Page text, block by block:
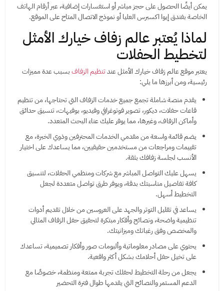
يمكن أيضًا الحصول على حجز مباشر أو استفسارات إضافية، عبر أرقام الهاتف
الخاصة بفندق إيوا اكسبرس العليا أو نموذج الاتصال المتاح على الموقع.
لماذا يُعتبر عالم زفاف خيارك الأمثل
لتخطيط الحفلات
يعتبر موقع عالم زفاف خيارك الأمثل عندتنظيم الزفافبسبب عدة مميزات
رئيسية، ومن أبرزها ما يلي:
يقدم منصة شاملة تجمع جميع خدمات الزفاف التي تحتاجها، من تنظيم
قاعات حفلات، ديكور، تصوير فوتوغرافي وفيديو، بوفيهات، تنسيق حدائق
وأماكن الزفاف، وغيرها، مما يوفر عليك عناء البحث المتعدد.
يضم قائمة واسعة من مقدمي الخدمات المحترفين وذوي الخبرة، مع
تقييمات ومراجعات من مستخدمين حقيقيين، مما يساعدك على اختيار
الأنسب لجلسة زفافك بثقة.
يسهل عليك التواصل المباشر مع شركات ومنظمي الحفلات، لتنسيق
كافة تفاصيل مناسبتك بدقة، ويوفر طرق تواصل متعددة لجعل
التخطيط أسهل.
يساعد في تقليل التوتر والجهد على العروسين من خلال تقديم أدوات
تنظيمية واضحة، ونصائح وأفكار مبتكرة لتحقيق حفل الزفاف المثالي
والمخصص وفق رغباتك وميزانيتك.
يحتوي على مصادر معلوماتية وألبومات صور وأفكار تصميمية، تساعدك
على تخيل حفل أحلامك بشكل أكثر واقعية.
يجعل من رحلة التخطيط لحفلك تجربة ممتعة ومنظمة، خصوصًا مع
الدعم المستمر والنصائح التي يقدمها طوال فترة التحضير